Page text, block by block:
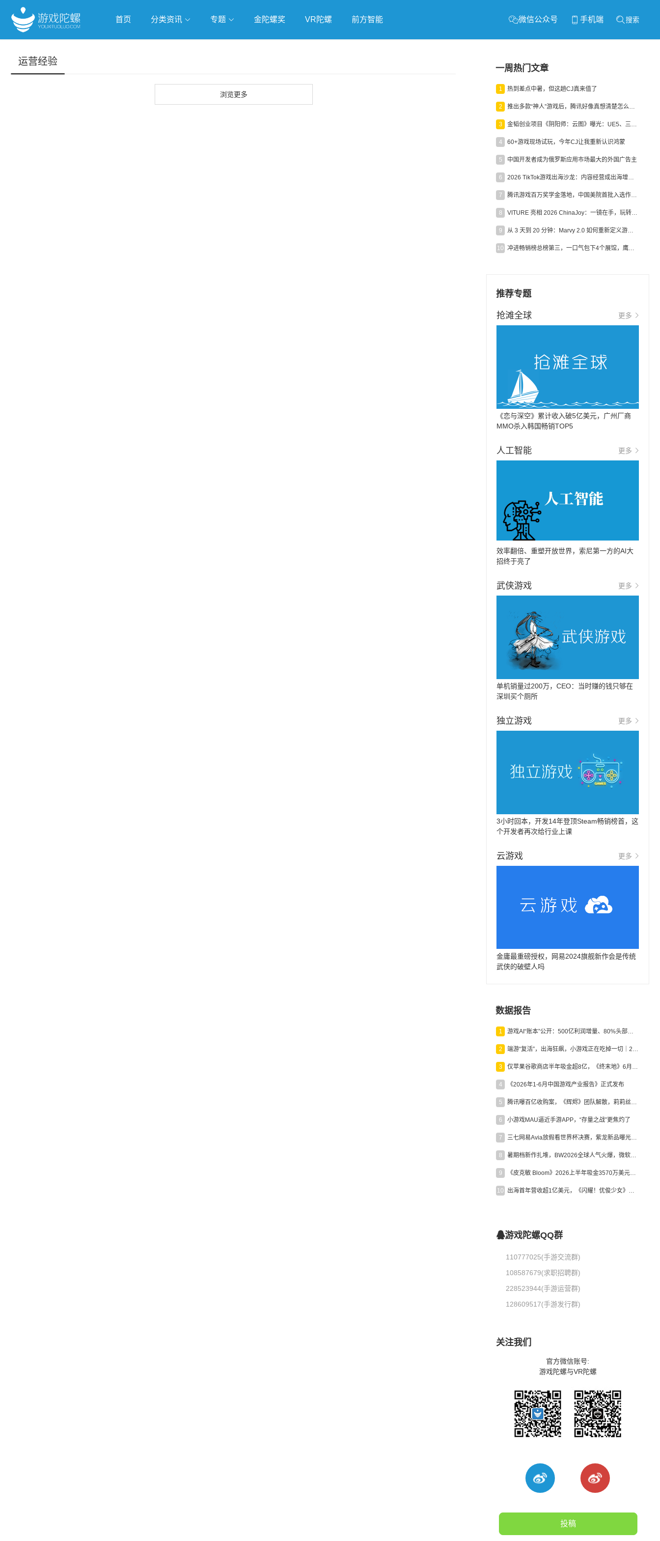
首页 分类资讯 专题 金陀螺奖 VR陀螺 前方智能 微信公众号 手机端 搜索
运营经验
浏览更多
一周热门文章
1 热到差点中暑，但这趟CJ真来值了
2 推出多款“神人”游戏后，腾讯好像真想清楚怎么做二次元了
3 金韬创业项目《阴阳师：云图》曝光：UE5、三端互通、ARPG
4 60+游戏现场试玩，今年CJ让我重新认识鸿蒙
5 中国开发者成为俄罗斯应用市场最大的外国广告主
6 2026 TikTok游戏出海沙龙：内容经营成出海增长新引擎
7 腾讯游戏百万奖学金落地，中国美院首批入选作品获业内关注
8 VITURE 亮相 2026 ChinaJoy：一镜在手，玩转全场！
9 从 3 天到 20 分钟：Marvy 2.0 如何重新定义游戏出海营销效率？
10 冲进畅销榜总榜第三，一口气包下4个展馆，鹰角把嘉年华做爆了
推荐专题
抢滩全球 更多
《恋与深空》累计收入破5亿美元，广州厂商
MMO杀入韩国畅销TOP5
人工智能 更多
效率翻倍、重塑开放世界，索尼第一方的AI大
招终于亮了
武侠游戏 更多
单机销量过200万，CEO：当时赚的钱只够在
深圳买个厕所
独立游戏 更多
3小时回本，开发14年登顶Steam畅销榜首，这
个开发者再次给行业上课
云游戏 更多
金庸最重磅授权，网易2024旗舰新作会是传统
武侠的破壁人吗
数据报告
1 游戏AI“账本”公开：500亿利润增量、80%头部入局，谁在闷声发财？
2 端游“复活”，出海狂飙，小游戏正在吃掉一切｜2026上半年产业报告
3 仅苹果谷歌商店半年吸金超8亿，《终末地》6月份收入显著回暖
4 《2026年1-6月中国游戏产业报告》正式发布
5 腾讯曝百亿收购案，《辉烬》团队解散，莉莉丝新作曝光｜陀螺周报
6 小游戏MAU逼近手游APP，“存量之战”更焦灼了
7 三七网易Avia放假看世界杯决赛，紫龙新品曝光，米哈游新作上线 | 陀螺周报
8 暑期档新作扎堆，BW2026全球人气火爆，微软XBOX大裁员|陀螺周报
9 《皮克敏 Bloom》2026上半年吸金3570万美元，中国台湾成最大市场
10 出海首年营收超1亿美元，《闪耀！优俊少女》美国市场占比达七成
游戏陀螺QQ群
110777025(手游交流群)
108587679(求职招聘群)
228523944(手游运营群)
128609517(手游发行群)
关注我们
官方微信账号:
游戏陀螺与VR陀螺
投稿